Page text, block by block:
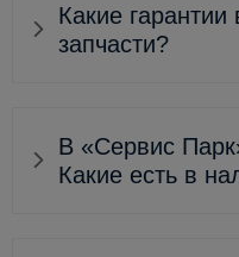
Какие
запчасти?
В «Сервис
Какие есть в